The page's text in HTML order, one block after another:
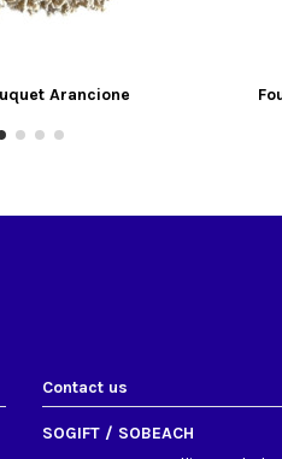
Arancione
Contact us
SOGIFT / SOBEACH